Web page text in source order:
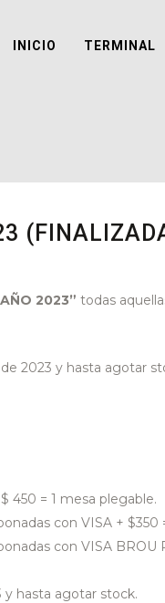
INICIO TERMINAL
2023” todas
2023 y hasta agotar
450 = 1 mesa plegable.
con VISA + $350
con VISA
y hasta agotar stock.